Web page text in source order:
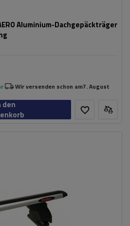
Aluminium-Dachgepäckträger
Wir versenden schon am7. August
den